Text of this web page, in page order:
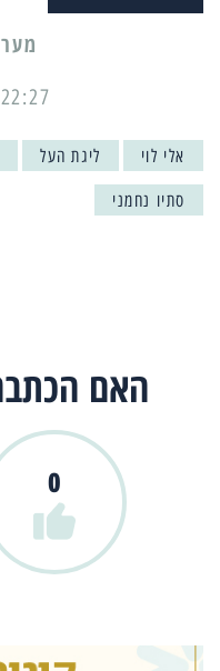
22:27 | 17/03/2025
אלי לוי ליגת העל
סתיו נחמני
האם
0